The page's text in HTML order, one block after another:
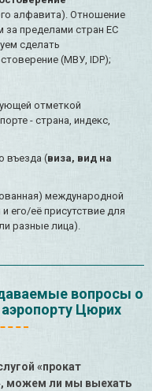
алфавита). Отношение
пределами стран ЕС
сделать
(МВУ, IDP);
отметкой
- страна, индекс,
въезда (виза, вид на
международной
его/её присутствие для
разные лица).
вопросы о
Цюрих
«прокат
можем ли мы выехать